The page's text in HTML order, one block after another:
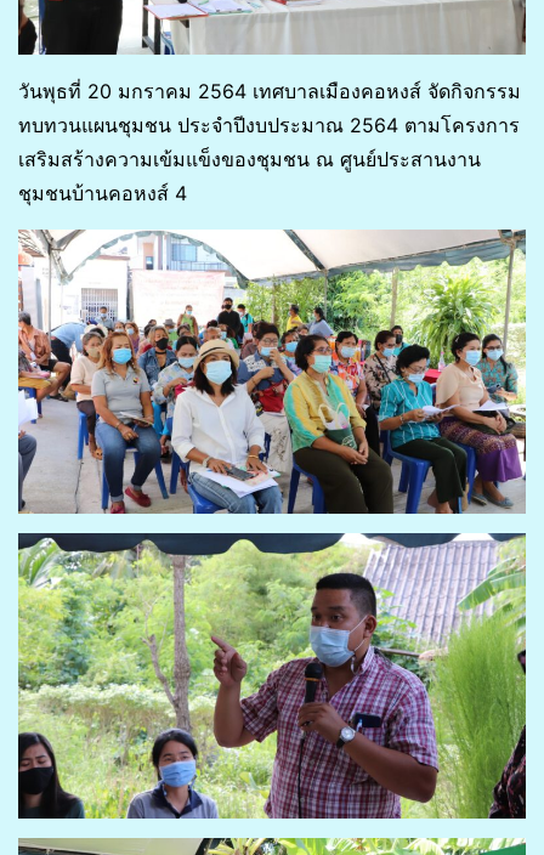
วันพุธที่ 20 มกราคม 2564 เทศบาลเมืองคอหงส์ จัดกิจกรรม
ทบทวนแผนชุมชน ประจำปีงบประมาณ 2564 ตามโครงการ
เสริมสร้างความเข้มแข็งของชุมชน ณ ศูนย์ประสานงาน
ชุมชนบ้านคอหงส์ 4